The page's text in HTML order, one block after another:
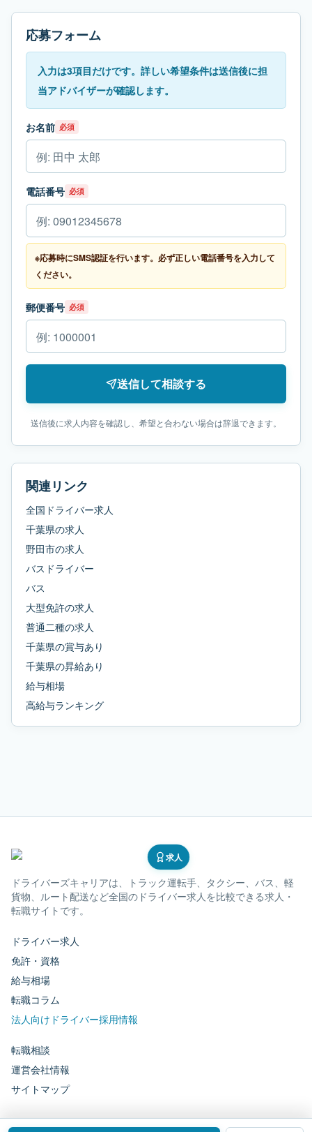
応募フォーム
入力は3項目だけです。詳しい希望条件は送信後に担
当アドバイザーが確認します。
お名前 必須
電話番号 必須
※応募時にSMS認証を行います。必ず正しい電話番号を入力して
ください。
郵便番号 必須
送信して相談する
送信後に求人内容を確認し、希望と合わない場合は辞退できます。
関連リンク
全国ドライバー求人
千葉県の求人
野田市の求人
バスドライバー
バス
大型免許の求人
普通二種の求人
千葉県の賞与あり
千葉県の昇給あり
給与相場
高給与ランキング
求人
ドライバーズキャリアは、トラック運転手、タクシー、バス、軽
貨物、ルート配送など全国のドライバー求人を比較できる求人・
転職サイトです。
ドライバー求人
免許・資格
給与相場
転職コラム
法人向けドライバー採用情報
転職相談
運営会社情報
サイトマップ